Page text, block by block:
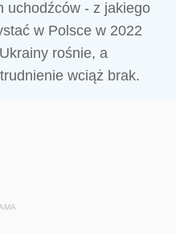
uchodźców - z jakiego
w Polsce w 2022
rośnie, a
wciąż brak.